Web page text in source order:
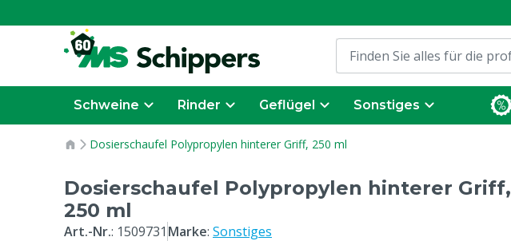
Schweine Rinder Geflügel Sonstiges
Dosierschaufel Polypropylen hinterer Griff, 250 ml
Dosierschaufel Polypropylen hinterer Griff,
250 ml
Art.-Nr.: 1509731 Marke: Sonstiges